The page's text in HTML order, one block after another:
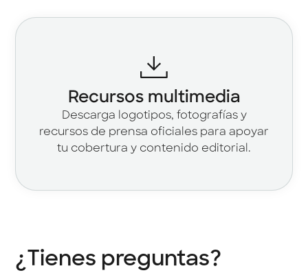
Recursos multimedia
Descarga logotipos, fotografías y
recursos de prensa oficiales para apoyar
tu cobertura y contenido editorial.
¿Tienes preguntas?